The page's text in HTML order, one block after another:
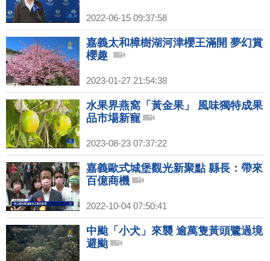
2022-06-15 09:37:58
嘉義太和樟樹湖河津櫻王滿開 夢幻賞
櫻趣
2023-01-27 21:54:38
水果界燕窩「黃金果」 風味獨特成果
品市場新寵
2023-08-23 07:37:22
嘉義歐式城堡觀光新聚點 縣長：帶來
百億商機
2022-10-04 07:50:41
中颱「小犬」來襲 逾萬隻黃頭鷺過境
避颱